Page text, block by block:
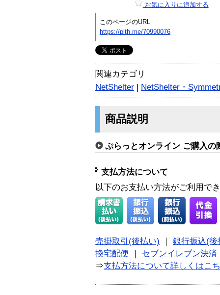
お気に入りに追加する
このページのURL
https://plth.me/70990076
関連カテゴリ
NetShelter | NetShelter・
商品説明
ぷらっとオンライン ご購入の
支払方法について
以下のお支払い方法がご利用で
売掛取引(後払い)
銀行振込(後
換宅配便
セブンイレブン決済
⇒支払方法について詳しくはこ